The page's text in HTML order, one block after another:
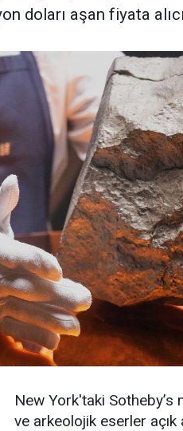
doları aşan fiyata
New York'taki
ve arkeolojik eserler açık